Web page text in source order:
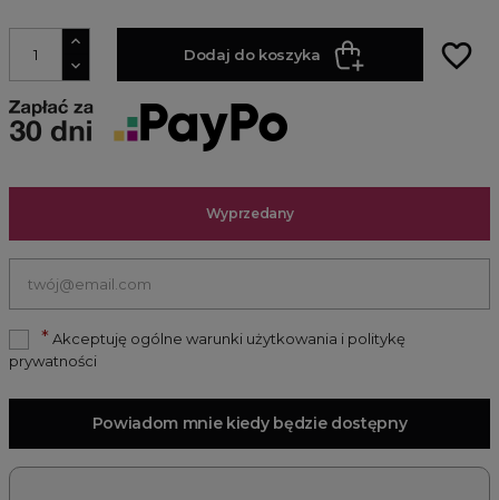
Dodaj do koszyka favorite_border
Wyprzedany
* Akceptuję ogólne warunki użytkowania i politykę
prywatności
Powiadom mnie kiedy będzie dostępny